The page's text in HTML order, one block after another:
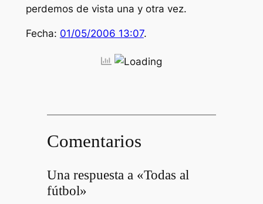
perdemos de vista una y otra vez.
Fecha: 01/05/2006 13:07.
Comentarios
Una respuesta a «Todas al
fútbol»